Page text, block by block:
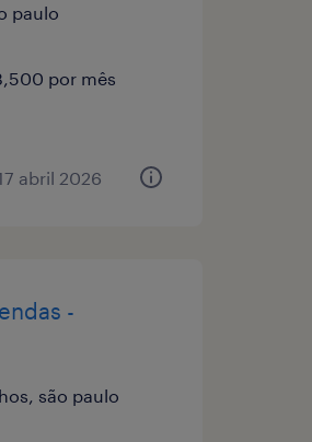
paulo
por mês
abril 2026
-
são paulo